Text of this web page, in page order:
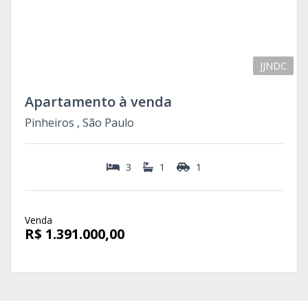
JJNDC
Apartamento à venda
Pinheiros , São Paulo
3 1 1
Venda
R$ 1.391.000,00